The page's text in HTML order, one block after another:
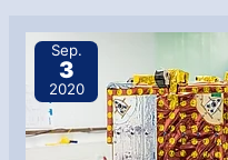
Start-
Unternehmen
Searoutes
Sep.
3
2020